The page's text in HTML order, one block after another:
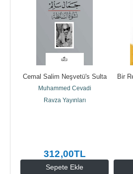
Sepete Ekle
Cemal Salim Neşvetü's Sulta
Muhammed Cevadi
Ravza Yayınları
312,00TL
Bir